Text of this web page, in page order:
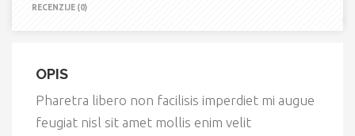
RECENZIJE (0)
OPIS
Pharetra libero non facilisis imperdiet mi augue
feugiat nisl sit amet mollis enim velit